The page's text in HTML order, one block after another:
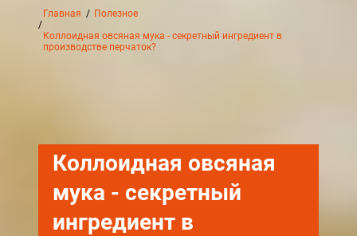
Главная
Полезное
Коллоидная овсяная мука - секретный ингредиент в
производстве перчаток?
Коллоидная овсяная
мука - секретный
ингредиент в